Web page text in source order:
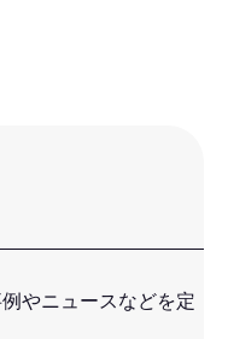
やニュースなどを定